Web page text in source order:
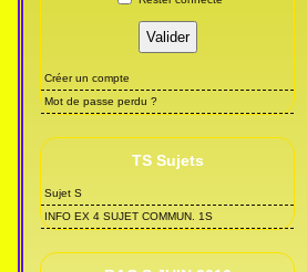
Créer un compte
Mot de passe perdu ?
TS Sujets
Sujet S
INFO EX 4 SUJET COMMUN. 1S